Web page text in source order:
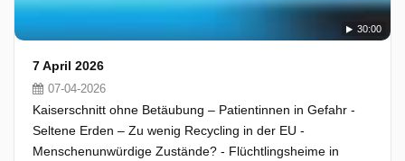
30:00
7 April 2026
07-04-2026
Kaiserschnitt ohne Betäubung – Patientinnen in Gefahr -
Seltene Erden – Zu wenig Recycling in der EU -
Menschenunwürdige Zustände? - Flüchtlingsheime in